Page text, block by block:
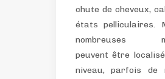
chute de cheveux,
états pelliculaires.
nombreuses
peuvent être
niveau, parfois de